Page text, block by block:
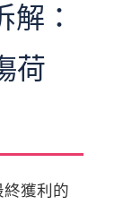
：
荷
獲利的